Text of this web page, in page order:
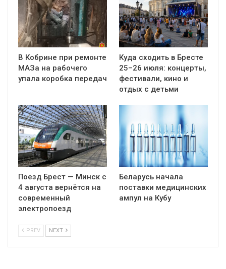
В Кобрине при ремонте
МАЗа на рабочего
упала коробка передач
Куда сходить в Бресте
25–26 июля: концерты,
фестивали, кино и
отдых с детьми
Поезд Брест — Минск с
4 августа вернётся на
современный
электропоезд
Беларусь начала
поставки медицинских
ампул на Кубу
PREV NEXT